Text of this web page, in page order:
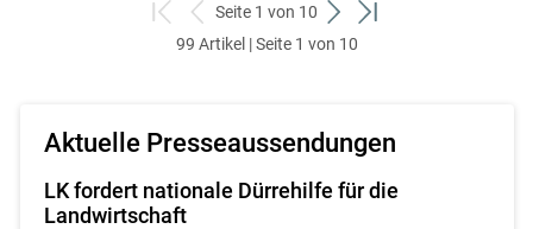
zum
ersten
zurück
zum
Seite 1 von 10
weiter
zum
zum
99 Artikel | Seite 1 von 10
Aktuelle Presseaussendungen
LK fordert nationale Dürrehilfe für die
Landwirtschaft